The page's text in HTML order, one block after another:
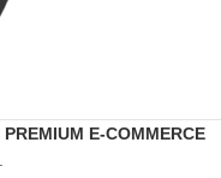
PREMIUM E-COMMERCE